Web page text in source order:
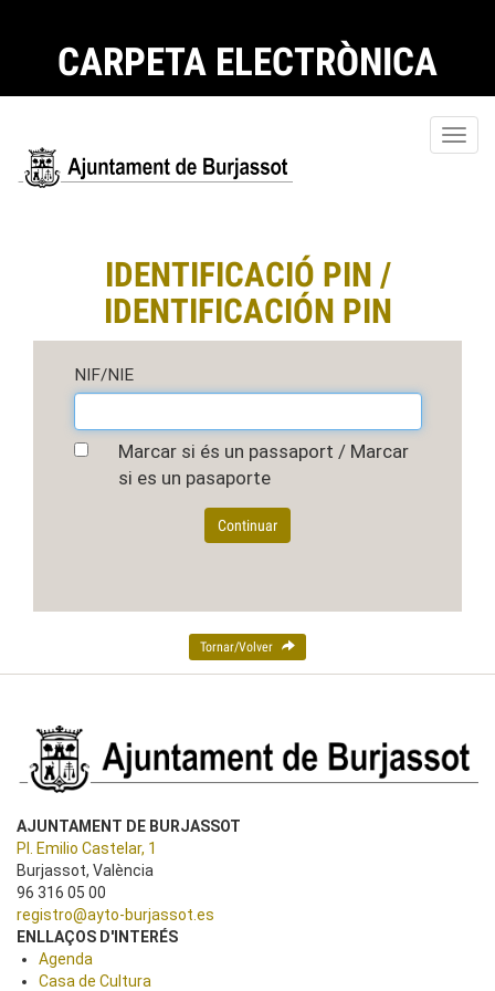
CARPETA ELECTRÒNICA
IDENTIFICACIÓ PIN /
IDENTIFICACIÓN PIN
NIF/NIE
Marcar si és un passaport / Marcar
si es un pasaporte
Continuar
Tornar/Volver
AJUNTAMENT DE BURJASSOT
Pl. Emilio Castelar, 1
Burjassot, València
96 316 05 00
registro@ayto-burjassot.es
ENLLAÇOS D'INTERÉS
Agenda
Casa de Cultura